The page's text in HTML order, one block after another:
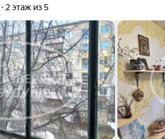
2 этаж из 5